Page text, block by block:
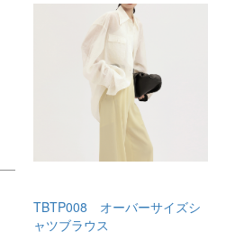
TBTP008 オーバーサイズシ
ャツブラウス